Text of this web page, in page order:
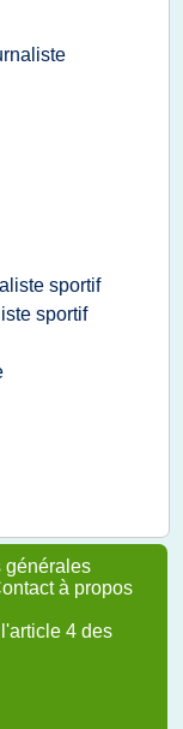
sportif
sportif
générales
à propos
4 des